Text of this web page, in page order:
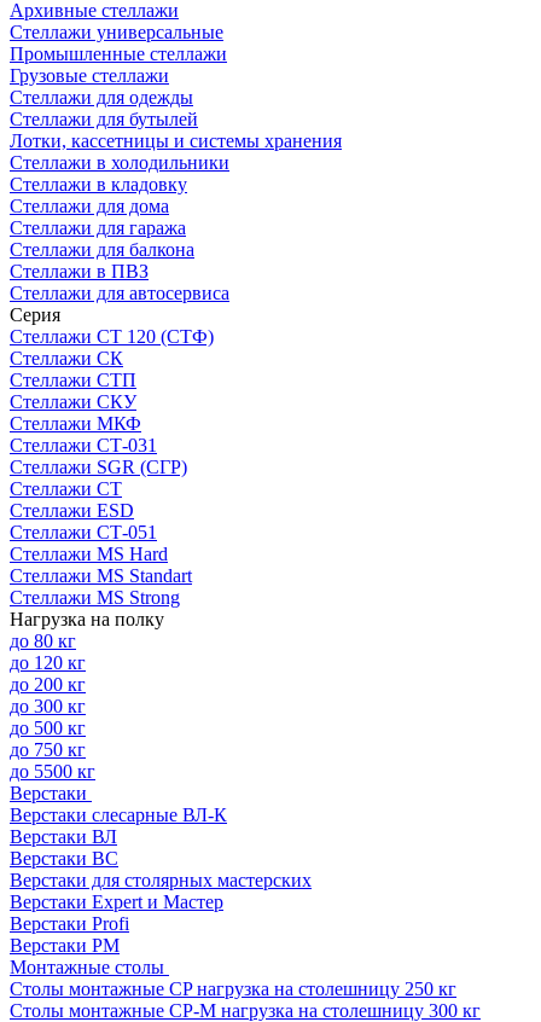
Архивные стеллажи
Стеллажи универсальные
Промышленные стеллажи
Грузовые стеллажи
Стеллажи для одежды
Стеллажи для бутылей
Лотки, кассетницы и системы хранения
Стеллажи в холодильники
Стеллажи в кладовку
Стеллажи для дома
Стеллажи для гаража
Стеллажи для балкона
Стеллажи в ПВЗ
Стеллажи для автосервиса
Серия
Стеллажи СТ 120 (СТФ)
Стеллажи СК
Стеллажи СТП
Стеллажи СКУ
Стеллажи МКФ
Стеллажи СТ-031
Стеллажи SGR (СГР)
Стеллажи СТ
Стеллажи ESD
Стеллажи СТ-051
Стеллажи MS Hard
Стеллажи MS Standart
Стеллажи MS Strong
Нагрузка на полку
до 80 кг
до 120 кг
до 200 кг
до 300 кг
до 500 кг
до 750 кг
до 5500 кг
Верстаки
Верстаки слесарные ВЛ-К
Верстаки ВЛ
Верстаки ВС
Верстаки для столярных мастерских
Верстаки Expert и Мастер
Верстаки Profi
Верстаки РМ
Монтажные столы
Столы монтажные СP нагрузка на столешницу 250 кг
Столы монтажные СР-М нагрузка на столешницу 300 кг